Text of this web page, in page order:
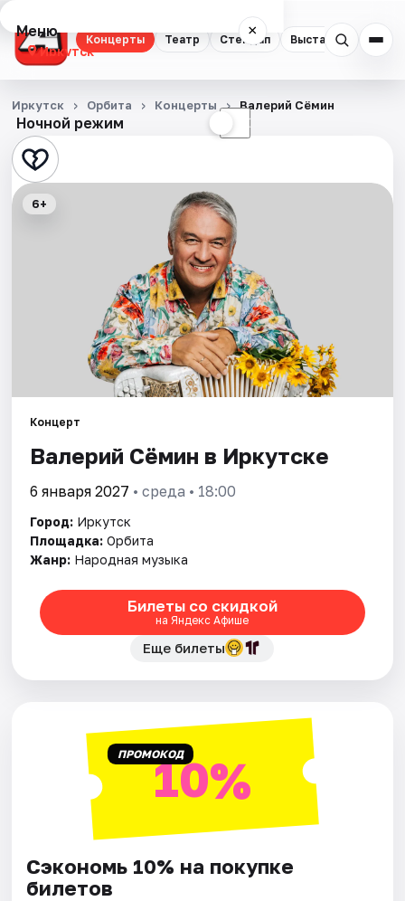
Концерты Театр Стендап Выставки
Меню ×
Иркутск
Концерты
Театр
Стендап
Площадки
Артисты
Рейтинги
Ночной режим ☾
Иркутск Орбита Концерты Валерий Сёмин
6+
Концерт
Валерий Сёмин в Иркутске
6 января 2027 • среда • 18:00
Город: Иркутск
Площадка: Орбита
Жанр: Народная музыка
Билеты со скидкой
на Яндекс Афише
Еще билеты
ПРОМОКОД10%
Сэкономь 10% на покупке
билетов